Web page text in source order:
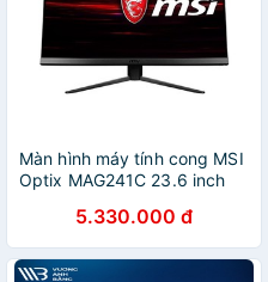
Màn hình máy tính cong MSI
Optix MAG241C 23.6 inch
5.330.000 đ